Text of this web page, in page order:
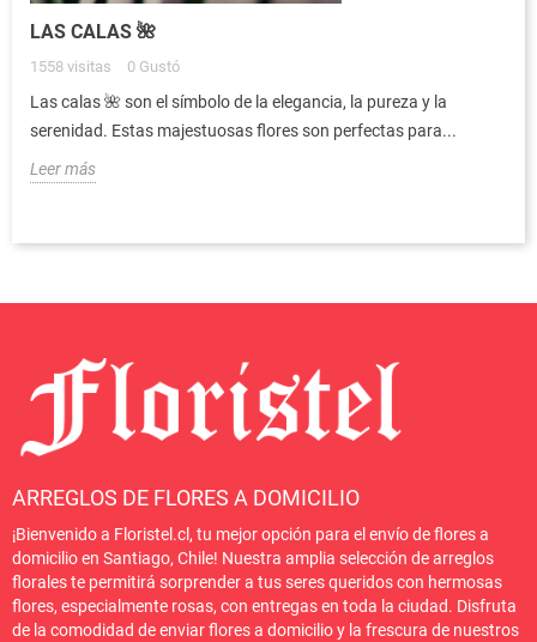
LAS CALAS 🌺
1558 visitas 0 Gustó
Las calas 🌺 son el símbolo de la elegancia, la pureza y la
serenidad. Estas majestuosas flores son perfectas para...
Leer más
ARREGLOS DE FLORES A DOMICILIO
¡Bienvenido a Floristel.cl, tu mejor opción para el envío de flores a
domicilio en Santiago, Chile! Nuestra amplia selección de arreglos
florales te permitirá sorprender a tus seres queridos con hermosas
flores, especialmente rosas, con entregas en toda la ciudad. Disfruta
de la comodidad de enviar flores a domicilio y la frescura de nuestros